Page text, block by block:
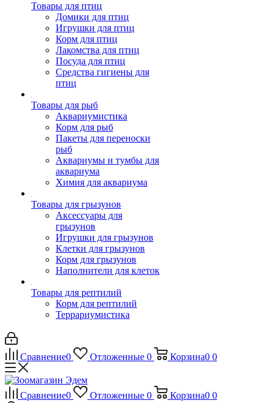
Товары для птиц
Домики для птиц
Игрушки для птиц
Корм для птиц
Лакомства для птиц
Посуда для птиц
Средства гигиены для
птиц
Товары для рыб
Аквариумистика
Корм для рыб
Пакеты для переноски
рыб
Аквариумы и тумбы для
аквариума
Химия для аквариума
Товары для грызунов
Аксессуары для
грызунов
Игрушки для грызунов
Клетки для грызунов
Корм для грызунов
Наполнители для клеток
Товары для рептилий
Корм для рептилий
Террариумистика
Сравнение0 Отложенные 0 Корзина0 0
Сравнение0 Отложенные 0 Корзина0 0